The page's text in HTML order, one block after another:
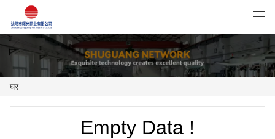
العربية Deutsch English Español
घर
Empty Data !